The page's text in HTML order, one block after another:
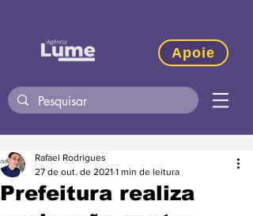
Apoie
Prefeitura realiza
Rafael Rodrigues
27 de out. de 2021 1 min de leitura